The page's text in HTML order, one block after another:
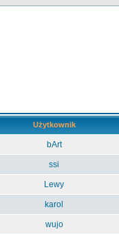
Użytkownik
bArt
ssi
Lewy
karol
wujo